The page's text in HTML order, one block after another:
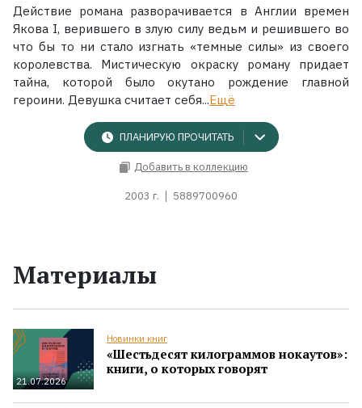
Коллекции
Действие романа разворачивается в Англии времен
Якова I, верившего в злую силу ведьм и решившего во
что бы то ни стало изгнать «темные силы» из своего
королевства. Мистическую окраску роману придает
тайна, которой было окутано рождение главной
героини. Девушка считает себя...Ещё
ПЛАНИРУЮ ПРОЧИТАТЬ
Добавить в коллекцию
2003 г. 5889700960
Материалы
21.07.2026
Новинки книг
«Шестьдесят килограммов нокаутов»:
книги, о которых говорят